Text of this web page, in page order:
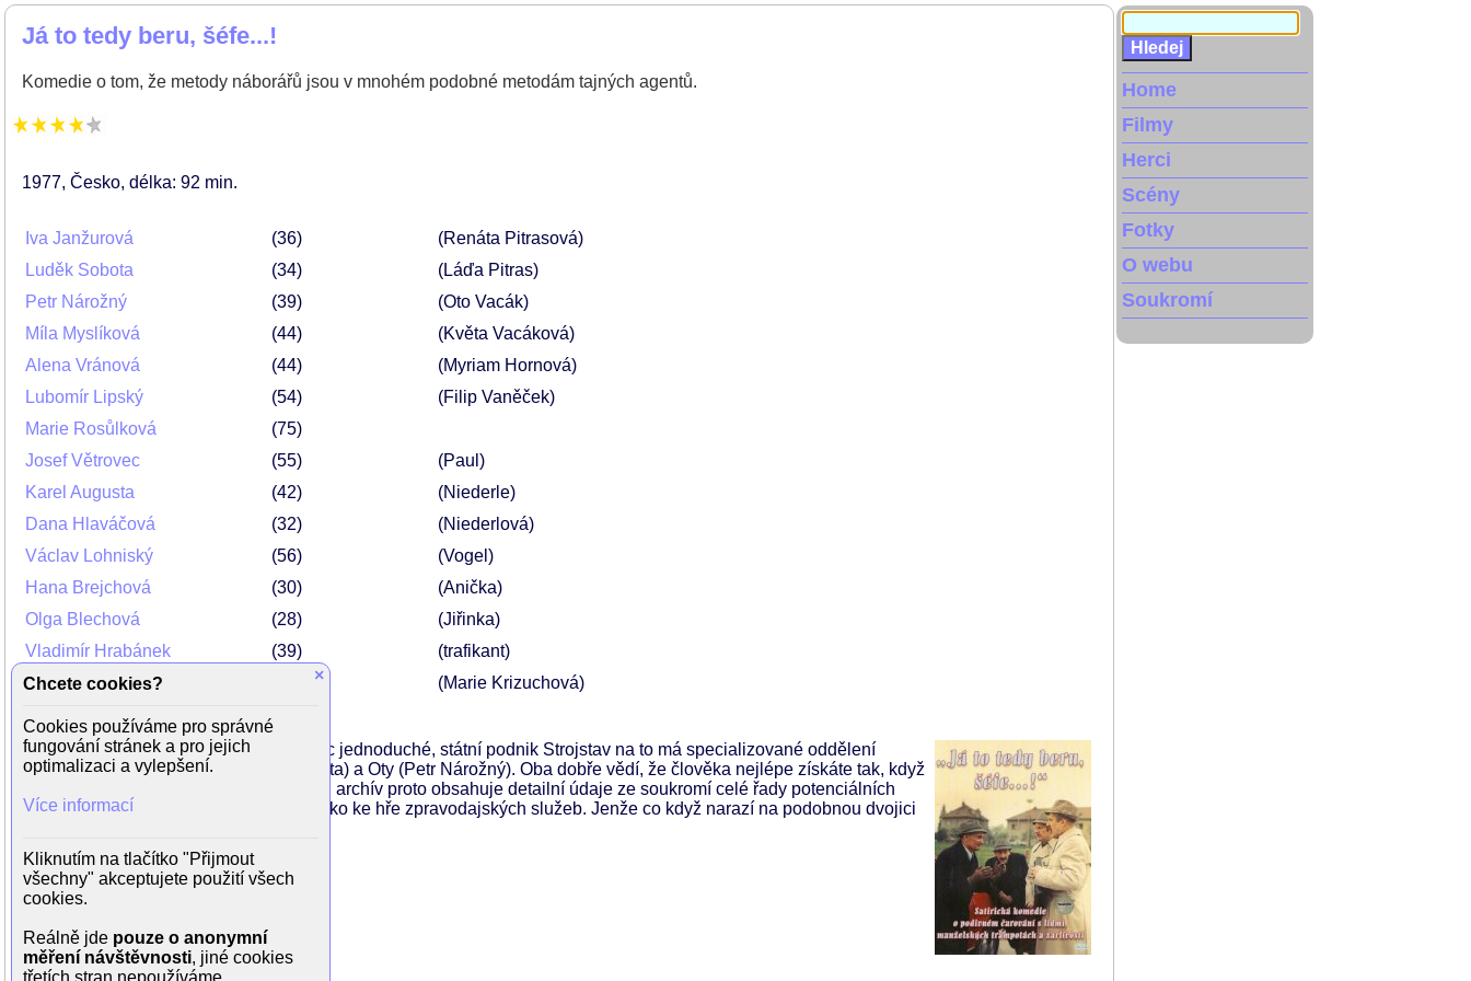
Já to tedy beru, šéfe...!
Komedie o tom, že metody náborářů jsou v mnohém podobné metodám tajných agentů.
1977 Česko délka: 92 min
Iva Janžurová 36
(Renáta Pitrasová)
Luděk Sobota
34
(Láďa Pitras)
Petr Nárožný
39
(Oto Vacák)
Míla Myslíková
44
(Květa Vacáková)
Alena Vránová
44
(Myriam Hornová)
Lubomír Lipský
54
(Filip Vaněček)
Marie Rosůlková
75
Josef Větrovec
55
(Paul)
Karel Augusta
42
(Niederle)
Dana Hlaváčová
32
(Niederlová)
Václav Lohniský
56
(Vogel)
Hana Brejchová
30
(Anička)
Olga Blechová
28
(Jiřinka)
Vladimír Hrabánek
39
(trafikant)
Jana Kasanová
(Marie Krizuchová)
Sehnat kvalitní zaměstnance není vůbec jednoduché, státní podnik Strojstav na to má specializované oddělení
náborářů v podání Pitríska (Luděk Sobota) a Oty (Petr Nárožný). Oba dobře vědí, že člověka nejlépe získáte tak, když
zahrajete na jeho citlivou strunku. Jejich archív proto obsahuje detailní údaje ze soukromí celé řady potenciálních
zaměstnanců. A vyjednávání nemá daleko ke hře zpravodajských služeb. Jenže co když narazí na podobnou dvojici
Režie: Petr Schulhoff
Scénář: Petr Schulhoff
Kamera: Jiří Vojta
Hudba: Milan Dvořák
Home
Filmy
Herci
Scény
Fotky
O webu
Soukromí
×
Chcete cookies?
Cookies používáme pro správné
fungování stránek a pro jejich
optimalizaci a vylepšení.
Více informací
Kliknutím na tlačítko "Přijmout
všechny" akceptujete použití všech
cookies.
Reálně jde pouze o anonymní
měření návštěvnosti, jiné cookies
třetích stran nepoužíváme.